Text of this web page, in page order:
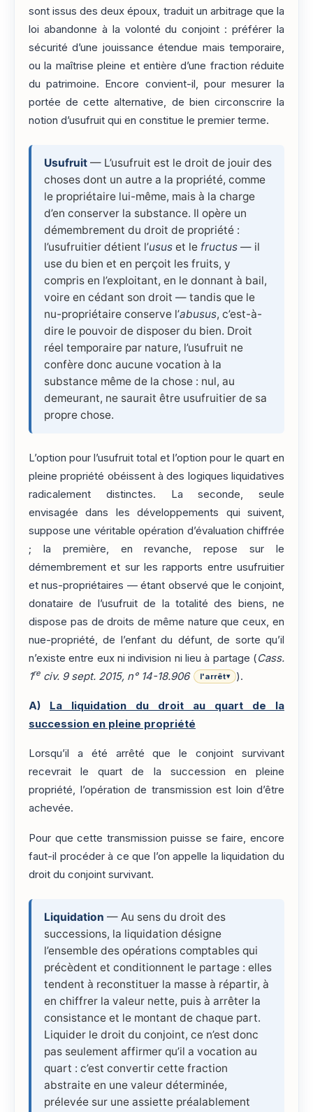
sont issus des deux époux, traduit un arbitrage que la
loi abandonne à la volonté du conjoint : préférer la
sécurité d’une jouissance étendue mais temporaire,
ou la maîtrise pleine et entière d’une fraction réduite
du patrimoine. Encore convient-il, pour mesurer la
portée de cette alternative, de bien circonscrire la
notion d’usufruit qui en constitue le premier terme.
Usufruit — L’usufruit est le droit de jouir des
choses dont un autre a la propriété, comme
le propriétaire lui-même, mais à la charge
d’en conserver la substance. Il opère un
démembrement du droit de propriété :
l’usufruitier détient l’usus et le fructus — il
use du bien et en perçoit les fruits, y
compris en l’exploitant, en le donnant à bail,
voire en cédant son droit — tandis que le
nu-propriétaire conserve l’abusus, c’est-à-
dire le pouvoir de disposer du bien. Droit
réel temporaire par nature, l’usufruit ne
confère donc aucune vocation à la
substance même de la chose : nul, au
demeurant, ne saurait être usufruitier de sa
propre chose.
L’option pour l’usufruit total et l’option pour le quart en
pleine propriété obéissent à des logiques liquidatives
radicalement distinctes. La seconde, seule
envisagée dans les développements qui suivent,
suppose une véritable opération d’évaluation chiffrée
; la première, en revanche, repose sur le
démembrement et sur les rapports entre usufruitier
et nus-propriétaires — étant observé que le conjoint,
donataire de l’usufruit de la totalité des biens, ne
dispose pas de droits de même nature que ceux, en
nue-propriété, de l’enfant du défunt, de sorte qu’il
n’existe entre eux ni indivision ni lieu à partage (Cass.
1re civ. 9 sept. 2015, n° 14-18.906 l'arrêt▾ ).
A) La liquidation du droit au quart de la
succession en pleine propriété
Lorsqu’il a été arrêté que le conjoint survivant
recevrait le quart de la succession en pleine
propriété, l’opération de transmission est loin d’être
achevée.
Pour que cette transmission puisse se faire, encore
faut-il procéder à ce que l’on appelle la liquidation du
droit du conjoint survivant.
Liquidation — Au sens du droit des
successions, la liquidation désigne
l’ensemble des opérations comptables qui
précèdent et conditionnent le partage : elles
tendent à reconstituer la masse à répartir, à
en chiffrer la valeur nette, puis à arrêter la
consistance et le montant de chaque part.
Liquider le droit du conjoint, ce n’est donc
pas seulement affirmer qu’il a vocation au
quart : c’est convertir cette fraction
abstraite en une valeur déterminée,
prélevée sur une assiette préalablement